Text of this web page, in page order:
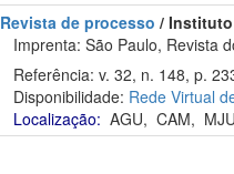
Revista de processo / Instituto
Imprenta: São Paulo, Revista
Referência: v. 32, n. 148, p.
Disponibilidade: Rede Virtual
Localização: AGU, CAM, MJU